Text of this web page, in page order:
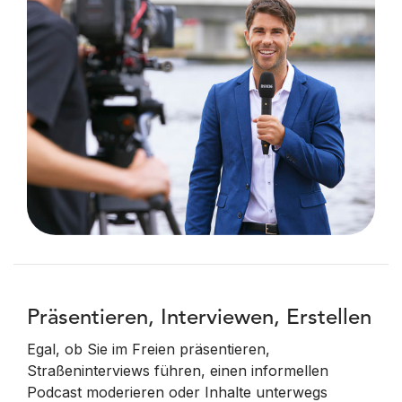
Präsentieren, Interviewen, Erstellen
Egal, ob Sie im Freien präsentieren,
Straßeninterviews führen, einen informellen
Podcast moderieren oder Inhalte unterwegs